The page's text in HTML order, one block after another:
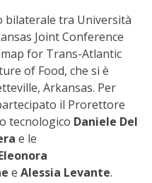
bilaterale tra Università
Joint Conference
for Trans-Atlantic
of Food, che si è
Arkansas. Per
il Prorettore
tecnologico Daniele Del
e le
e Alessia Levante.